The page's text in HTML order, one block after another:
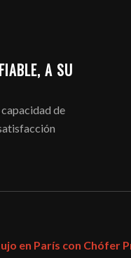
A SU
de
en París con Chófer